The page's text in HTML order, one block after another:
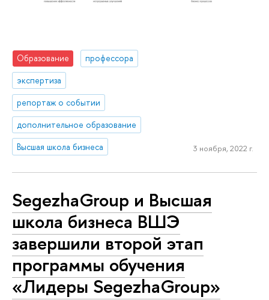
Образование
профессора
экспертиза
репортаж о событии
дополнительное образование
Высшая школа бизнеса
3 ноября, 2022 г.
SegezhaGroup и Высшая
школа бизнеса ВШЭ
завершили второй этап
программы обучения
«Лидеры SegezhaGroup»